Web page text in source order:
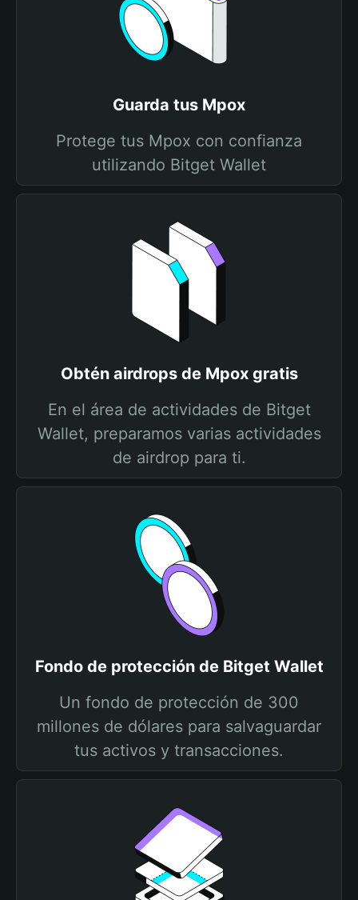
Guarda tus Mpox
Protege tus Mpox con confianza
utilizando Bitget Wallet
Obtén airdrops de Mpox gratis
En el área de actividades de Bitget
Wallet, preparamos varias actividades
de airdrop para ti.
Fondo de protección de Bitget Wallet
Un fondo de protección de 300
millones de dólares para salvaguardar
tus activos y transacciones.